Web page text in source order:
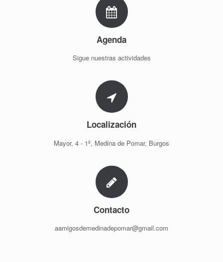
Agenda
Sigue nuestras actividades
Localización
Mayor, 4 - 1º, Medina de Pomar, Burgos
Contacto
aamigosdemedinadepomar@gmail.com